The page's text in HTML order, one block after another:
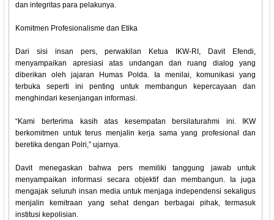
dan integritas para pelakunya.
Komitmen Profesionalisme dan Etika
Dari sisi insan pers, perwakilan Ketua IKW-RI, Davit Efendi,
menyampaikan apresiasi atas undangan dan ruang dialog yang
diberikan oleh jajaran Humas Polda. Ia menilai, komunikasi yang
terbuka seperti ini penting untuk membangun kepercayaan dan
menghindari kesenjangan informasi.
“Kami berterima kasih atas kesempatan bersilaturahmi ini. IKW
berkomitmen untuk terus menjalin kerja sama yang profesional dan
beretika dengan Polri,” ujarnya.
Davit menegaskan bahwa pers memiliki tanggung jawab untuk
menyampaikan informasi secara objektif dan membangun. Ia juga
mengajak seluruh insan media untuk menjaga independensi sekaligus
menjalin kemitraan yang sehat dengan berbagai pihak, termasuk
institusi kepolisian.